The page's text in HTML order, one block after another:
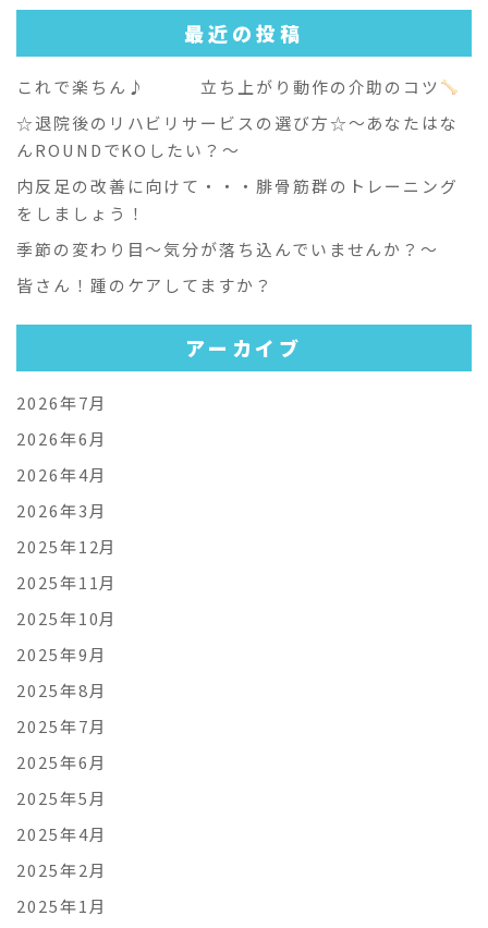
最近の投稿
これで楽ちん♪ 立ち上がり動作の介助のコツ
☆退院後のリハビリサービスの選び方☆～あなたはな
んROUNDでKOしたい？～
内反足の改善に向けて・・・腓骨筋群のトレーニング
をしましょう！
季節の変わり目～気分が落ち込んでいませんか？～
皆さん！踵のケアしてますか？
アーカイブ
2026年7月
2026年6月
2026年4月
2026年3月
2025年12月
2025年11月
2025年10月
2025年9月
2025年8月
2025年7月
2025年6月
2025年5月
2025年4月
2025年2月
2025年1月